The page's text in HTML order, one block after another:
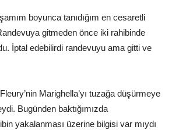
boyunca tanıdığım en cesaretli
gitmeden önce iki rahibinde
İptal edebilirdi randevuyu ama gitti ve
Marighella’yı tuzağa düşürmeye
Bugünden baktığımızda
yakalanması üzerine bilgisi var mıydı